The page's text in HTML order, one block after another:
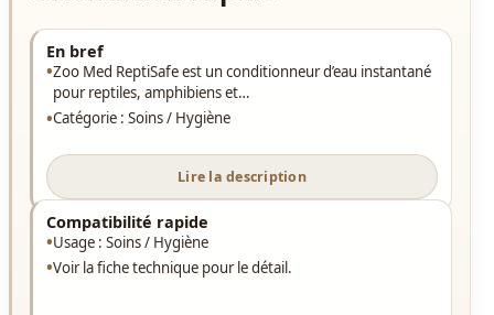
En bref
Zoo Med ReptiSafe est un conditionneur d’eau instantané
pour reptiles, amphibiens et…
Catégorie : Soins / Hygiène
Lire la description
Compatibilité rapide
Usage : Soins / Hygiène
Voir la fiche technique pour le détail.